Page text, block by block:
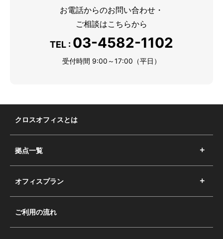
お電話からのお問い合わせ・
ご相談はこちらから
TEL : 03-4582-1102
受付時間 9:00～17:00（平日）
クロスオフィスとは
拠点一覧
オフィスプラン
ご利用の流れ